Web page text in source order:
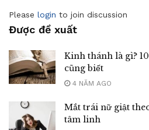
Please login to join discussion
Được đề xuất
Kinh thánh là gì?
cũng biết
4 NĂM AGO
Mắt trái nữ giật
tâm linh